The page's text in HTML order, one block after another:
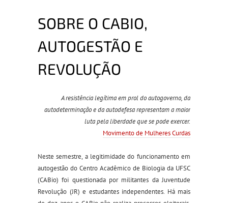
SOBRE O CABIO,
AUTOGESTÃO E
REVOLUÇÃO
A resistência legítima em prol do autogoverno, da
autodeterminação e da autodefesa representam a maior
luta pela liberdade que se pode exercer.
Movimento de Mulheres Curdas
Neste semestre, a legitimidade do funcionamento em
autogestão do Centro Acadêmico de Biologia da UFSC
(CABio) foi questionada por militantes da Juventude
Revolução (JR) e estudantes independentes. Há mais